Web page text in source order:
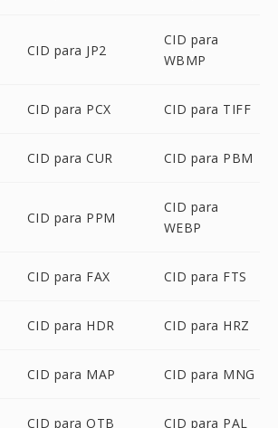
CID para JP2
CID para
WBMP
CID para PCX CID para TIFF
CID para CUR CID para PBM
CID para PPM
CID para
WEBP
CID para FAX CID para FTS
CID para HDR CID para HRZ
CID para MAP CID para MNG
CID para OTB CID para PAL